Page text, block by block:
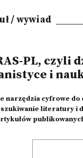
/ wywiad
PL, czyli
i
narzędzia cyfrowe
literatury i